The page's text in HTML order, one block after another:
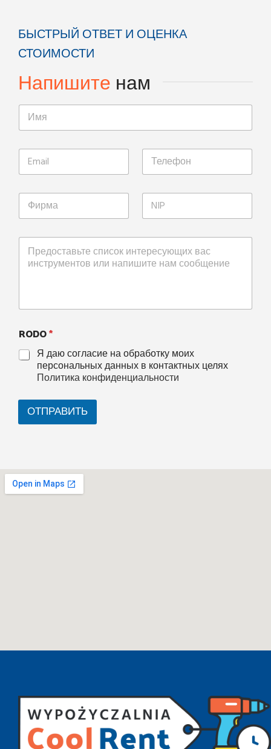
БЫСТРЫЙ ОТВЕТ И ОЦЕНКА
СТОИМОСТИ
Напишитенам
RODO*
Я даю согласие на обработку моих
персональных данных в контактных целях
Политика конфиденциальности
ОТПРАВИТЬ